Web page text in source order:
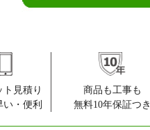
東松戸エアリーヒルズ
ヒルズ新八柱
ンション北松戸
ト見積り
・便利
商品も工事も
無料10年保証つき